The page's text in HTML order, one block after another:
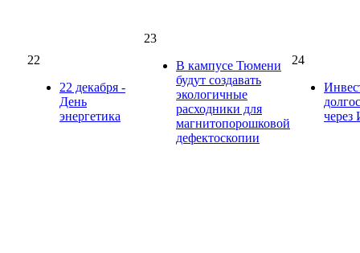
22
22 декабря -
День
энергетика
23
В кампусе Тюмени
будут создавать
экологичные
расходники для
магнитопорошковой
дефектоскопии
24